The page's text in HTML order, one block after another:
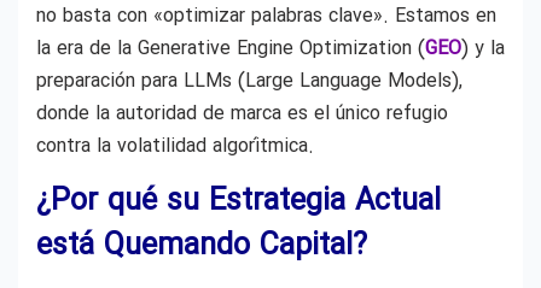
no basta con «optimizar palabras clave». Estamos en
la era de la Generative Engine Optimization (GEO) y la
preparación para LLMs (Large Language Models),
donde la autoridad de marca es el único refugio
contra la volatilidad algorítmica.
¿Por qué su Estrategia Actual
está Quemando Capital?